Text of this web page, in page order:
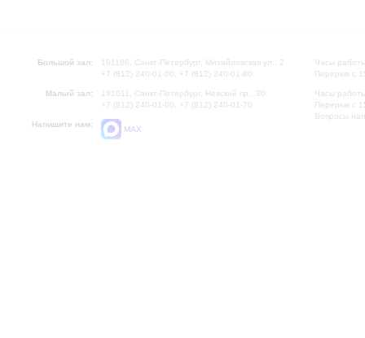
Большой зал:
191186, Санкт-Петербург, Михайловская ул., 2
+7 (812) 240-01-00, +7 (812) 240-01-80
Малый зал:
191011, Санкт-Петербург, Невский пр., 30
+7 (812) 240-01-00, +7 (812) 240-01-70
Напишите нам:
MAX
Часы
Перерыв с
Часы
Перерыв с
Вопросы